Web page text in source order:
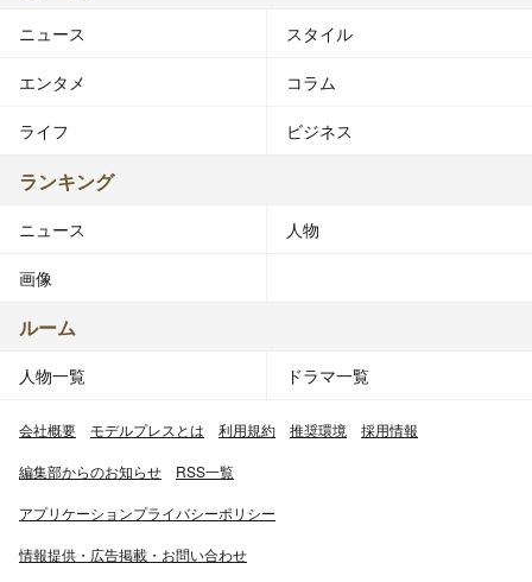
ニュース スタイル
エンタメ コラム
ライフ ビジネス
ランキング
ニュース 人物
画像
ルーム
人物一覧 ドラマ一覧
会社概要 モデルプレスとは 利用規約 推奨環境 採用情報
編集部からのお知らせ RSS一覧
アプリケーションプライバシーポリシー
情報提供・広告掲載・お問い合わせ